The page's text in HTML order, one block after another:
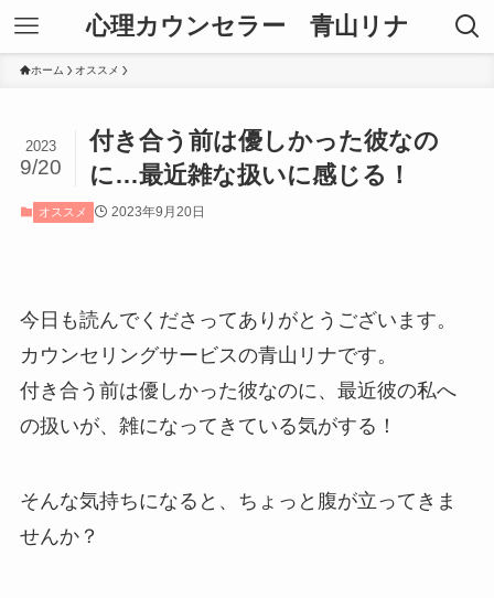
心理カウンセラー 青山リナ
ホーム オススメ
付き合う前は優しかった彼なの
に…最近雑な扱いに感じる！
2023
9/20
オススメ 2023年9月20日
今日も読んでくださってありがとうございます。
カウンセリングサービスの青山リナです。
付き合う前は優しかった彼なのに、最近彼の私へ
の扱いが、雑になってきている気がする！
そんな気持ちになると、ちょっと腹が立ってきま
せんか？